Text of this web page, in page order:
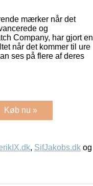
mærker når det
og
Company, har gjort en
når det kommer til ure
ses på flere af deres
Køb nu »
, SifJakobs.dk og